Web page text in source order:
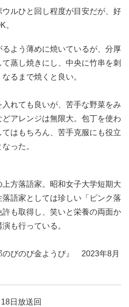
ルひと回し程度が目安だが、好
。
よう薄めに焼いているが、分厚
蒸し焼きにし、中央に竹串を刺
るまで焼くと良い。
れても良いが、苦手な野菜をみ
アレンジは無限大。包丁を使わ
はもちろん、苦手克服にも役立
った。
方落語家。昭和女子大学短期大
語家としては珍しい「ピンク落
も取得し、笑いと栄養の両面か
も行っている。
びのび金ようび』 2023年8月
日放送回